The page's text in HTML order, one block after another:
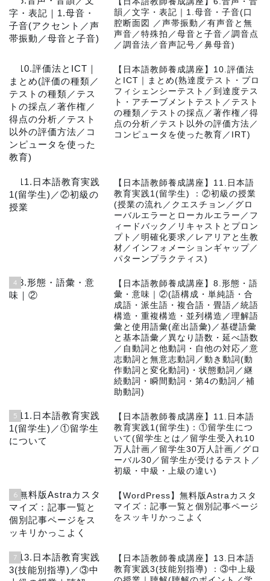
韻／文字・表記｜1.母音・子音(口
腔断面図 ／声帯振動／有声音と無
声音／特殊拍／母音と子音／調音点
／調音法／音声記号／鼻母音)
【日本語教師養成講座】10.評価法
とICT｜まとめ(熟達度テスト・プロ
フィシェンシーテスト／到達度テス
ト・アチーブメントテスト／テスト
の種類／テストの採点／著作権／得
点の分析／テスト以外の評価方法／
コンピュータを使った教育／IRT)
【日本語教師養成講座】11.日本語
教育実践1(留学生) ：②初級の授業
(授業の流れ／クエスチョン／グロ
ーバルエラーとローカルエラー／フ
ィードバック／リキャストとプロン
プト／明確化要求／レアリアと生教
材／インフォメーションギャップ／
パターンプラクティス)
4
【日本語教師養成講座】8.形態・語
彙・意味｜②(語構成・単純語・合
成語・派生語・複合語・畳語／統語
構造・重複構造・並列構造／理解語
彙と使用語彙(産出語彙)／基礎語彙
と基本語彙／異なり語数・延べ語数
／自動詞と他動詞・自他の対応／意
志動詞と無意志動詞／動き動詞(動
作動詞と変化動詞)・状態動詞／継
続動詞・瞬間動詞・第4の動詞／補
助動詞)
5
【日本語教師養成講座】11.日本語
教育実践1(留学生)：①留学生につ
いて(留学生とは／留学生受入れ10
万人計画／留学生30万人計画／グロ
ーバル30／留学生が受けるテスト／
初級・中級・上級の違い)
6
【WordPress】無料版Astraカスタ
マイズ：記事一覧と個別記事ページ
をスッキリかっこよく
7
【日本語教師養成講座】13.日本語
教育実践3(技能別指導) ：③中上級